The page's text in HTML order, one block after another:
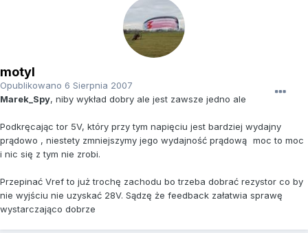
motyl
Opublikowano 6 Sierpnia 2007
Marek_Spy, niby wykład dobry ale jest zawsze jedno ale
Podkręcając tor 5V, który przy tym napięciu jest bardziej wydajny
prądowo , niestety zmniejszymy jego wydajność prądową moc to moc
i nic się z tym nie zrobi.
Przepinać Vref to już trochę zachodu bo trzeba dobrać rezystor co by
nie wyjściu nie uzyskać 28V. Sądzę że feedback załatwia sprawę
wystarczająco dobrze